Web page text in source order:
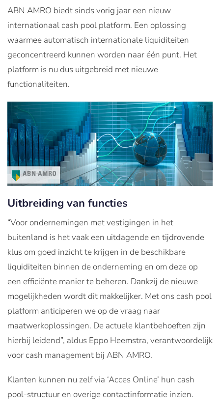
ABN AMRO biedt sinds vorig jaar een nieuw
internationaal cash pool platform. Een oplossing
waarmee automatisch internationale liquiditeiten
geconcentreerd kunnen worden naar één punt. Het
platform is nu dus uitgebreid met nieuwe
functionaliteiten.
Uitbreiding van functies
“Voor ondernemingen met vestigingen in het
buitenland is het vaak een uitdagende en tijdrovende
klus om goed inzicht te krijgen in de beschikbare
liquiditeiten binnen de onderneming en om deze op
een efficiënte manier te beheren. Dankzij de nieuwe
mogelijkheden wordt dit makkelijker. Met ons cash pool
platform anticiperen we op de vraag naar
maatwerkoplossingen. De actuele klantbehoeften zijn
hierbij leidend”, aldus Eppo Heemstra, verantwoordelijk
voor cash management bij ABN AMRO.
Klanten kunnen nu zelf via ‘Acces Online’ hun cash
pool-structuur en overige contactinformatie inzien.